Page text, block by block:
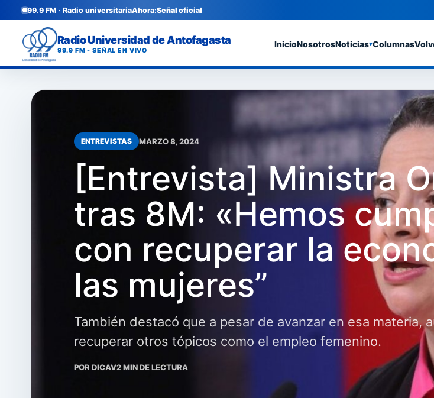
99.9 FM · Radio universitariaAhora:Señal oficial
Radio Universidad de Antofagasta
99.9 FM - SEÑAL EN VIVO
InicioNosotrosNoticias▾Columnas
ENTREVISTAS MARZO 8, 2024
[Entrevista] Ministra
tras 8M: «Hemos
con recuperar la
las mujeres”
También destacó que a pesar de avanzar en esa materia,
recuperar otros tópicos como el empleo femenino.
POR DICAV2 MIN DE LECTURA